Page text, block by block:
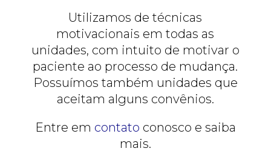
Utilizamos de técnicas
motivacionais em todas as
unidades, com intuito de motivar o
paciente ao processo de mudança.
Possuímos também unidades que
aceitam alguns convênios.
Entre em contato conosco e saiba
mais.